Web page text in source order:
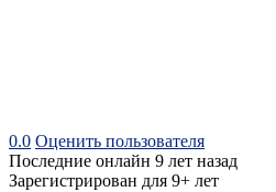
0.0 Оценить пользователя
Последние онлайн 9 лет назад
Зарегистрирован для 9+ лет